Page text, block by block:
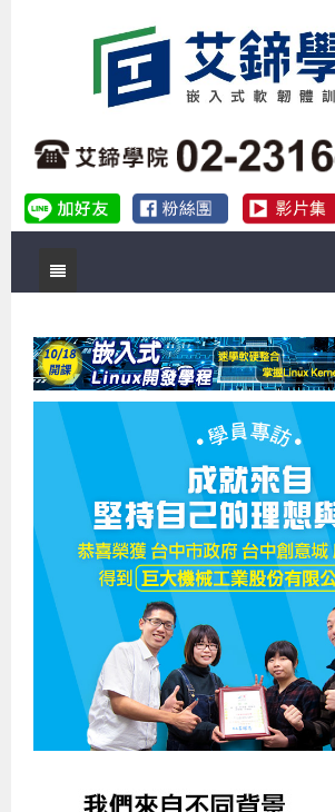
關於艾鍗
最新公告
企業預約徵才
儲備講師計劃
最新補助課程
公司簡介
師資介紹
開發板介紹
環境設備
最新職缺
艾鍗新聞
獲獎與榮耀
實體課程
課程說明會
課程說明會
政府補助職訓說明會
嵌入式Linux開發系列課程
[學程] 嵌入式Linux開發實務
Linux系統建置實務
Linux系統程式設計
Linux驅動程式設計實戰
ARM Boot Loader設計
Raspberry Pi之Python程式設計硬體控制
MCU韌體設計系列課程
ARM MCU單晶片韌體開發
USB韌體設計
STM32嵌入式開發實戰
[學程]MCU韌體設計實戰
生醫感測器整合設計班
硬體/IC設計系列課程
全能電路設計實戰班
FPGA 數位IC設計實戰
感測電路設計與應用
工業電子丙級輔導考照課程
AI人工智慧系列課程
iPAS AI應用規劃師能力鑑定課程
AI深度學習與影像辨識實戰
AI機器學習與深度學習實戰班
iPAS經濟部產業人才能力鑑定
iPAS AI應用規劃師能力鑑定
iPAS巨量資料分析師
Web及雲端系列課程
AI雲端原生與MLOps自動化實務
[學程]物聯網整合開發實戰
5G-SDN通訊系列課程
數位課程
熱門課程
讓 AI 成為你的數位同事
AI雲端原生與MLOps自動化實務
n8n 零基礎工作自動化實戰班
Vibe Coding：AI 協作全端開發實戰班
iPAS AI應用規劃師能力鑑定課程
數位課程總覽
嵌入式Linux開發系列
嵌入式Linux學程(數位豪華版)
Linux系統程式設計
Linux驅動程式
使用C語言控制Raspberry Pi
MCU韌體開發系列
MCU韌體設計
Python硬體控制-Pi Pico物聯網實作
AI邊緣運算實作TensorFlow Lite for MCU
AI人工智慧系列課程
iPAS AI應用規劃師能力鑑定課程
生成式AI能力認證
Web及雲端系列課程
AI雲端原生與MLOps自動化實務
物聯網整合開發與應用
iPAS產業人才能力鑑定系列
補助專班
待業青年職訓課程(29歲以下)
Kubernetes工程師養成班
[假日班]AI邊緣運算實作TensorFlow Lite
[假日班]物聯網資訊安全實務
企業服務
企業教育訓練
企業儲值優惠方案
艾鍗企業VIP會員
企業徵才
電腦教室租借服務[台北]
研討活動
學員專區
會員優惠
學員見證
廠商求才
學員常見問題
前進校園
校園巡迴講座
會員優惠